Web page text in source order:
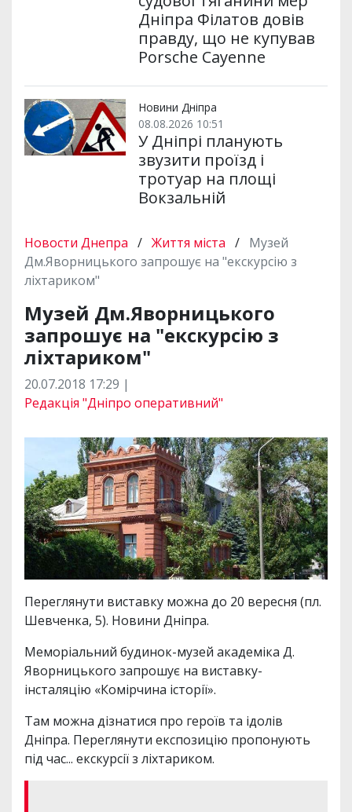
Дніпра Філатов довів
правду, що не купував
Porsche Cayenne
Новини Дніпра
08.08.2026 10:51
У Дніпрі планують
звузити проїзд і
тротуар на площі
Вокзальній
Новости Днепра / Життя міста / Музей
Дм.Яворницького запрошує на "екскурсію з
ліхтариком"
Музей Дм.Яворницького
запрошує на "екскурсію з
ліхтариком"
20.07.2018 17:29 |
Редакція "Дніпро оперативний"
Переглянути виставку можна до 20 вересня (пл.
Шевченка, 5). Новини Дніпра.
Меморіальний будинок-музей академіка Д.
Яворницького запрошує на виставку-
інсталяцію «Комірчина історії».
Там можна дізнатися про героїв та ідолів
Дніпра. Переглянути експозицію пропонують
під час... екскурсії з ліхтариком.